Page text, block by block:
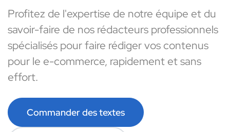
Profitez de l'expertise de notre équipe et du
savoir-faire de nos rédacteurs professionnels
spécialisés pour faire rédiger vos contenus
pour le e-commerce, rapidement et sans
effort.
Commander des textes